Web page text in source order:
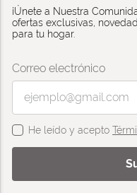
¡Únete a Nuestra
ofertas exclusivas,
para tu hogar.
Correo electrónico
He leído y acepto